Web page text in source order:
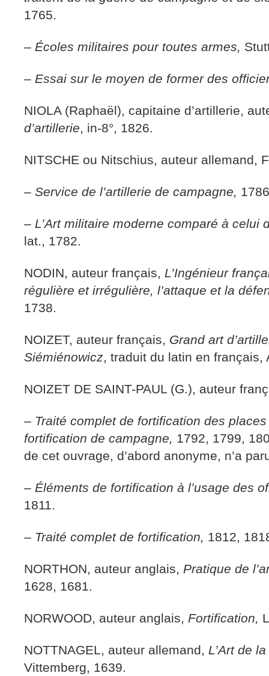
1765.
– Écoles militaires pour toutes armes,
– Essai sur le moyen de former des
NIOLA (Raphaël), capitaine d’artillerie,
d’artillerie, in-8°, 1826.
NITSCHE ou Nitschius, auteur allemand,
– Service de l’artillerie de campagne,
– L’Art militaire moderne comparé à celui
lat., 1782.
NODIN, auteur français, L’Ingénieur
régulière et irrégulière, l’attaque et la
1738.
NOIZET, auteur français, Grand art
Siémiénowicz, traduit du latin en français,
NOIZET DE SAINT-PAUL (G.), auteur
– Traité complet de fortification des
fortification de campagne, 1792, 1799,
de cet ouvrage, d’abord anonyme, n’a
– Éléments de fortification à l’usage des
1811.
– Traité complet de fortification, 1812,
NORTHON, auteur anglais, Pratique de
1628, 1681.
NORWOOD, auteur anglais, Fortification,
NOTTNAGEL, auteur allemand, L’Art de
Vittemberg, 1639.